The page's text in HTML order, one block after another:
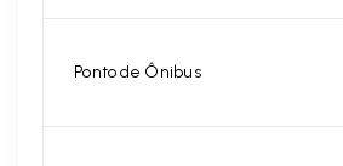
Ponto de Ônibus